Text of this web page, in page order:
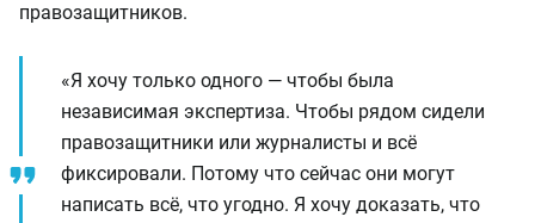
правозащитников.
«Я хочу только одного — чтобы была
независимая экспертиза. Чтобы рядом сидели
правозащитники или журналисты и всё
фиксировали. Потому что сейчас они могут
написать всё, что угодно. Я хочу доказать, что